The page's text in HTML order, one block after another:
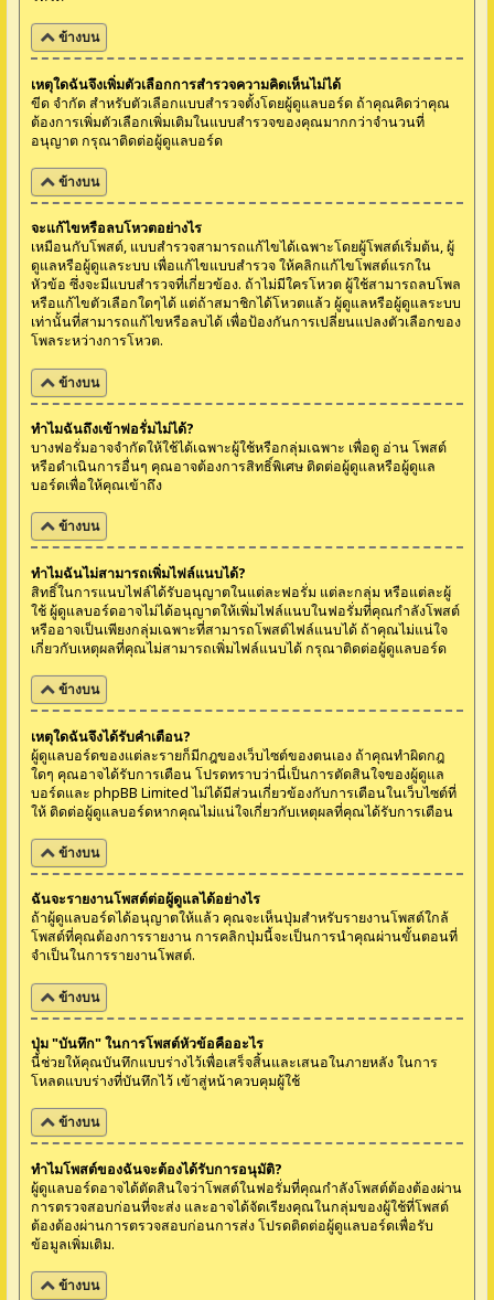
ข้างบน
เหตุใดฉันจึงเพิ่มตัวเลือกการสำรวจความคิดเห็นไม่ได้
ขีด จำกัด สำหรับตัวเลือกแบบสำรวจตั้งโดยผู้ดูแลบอร์ด ถ้าคุณคิดว่าคุณ
ต้องการเพิ่มตัวเลือกเพิ่มเติมในแบบสำรวจของคุณมากกว่าจำนวนที่
อนุญาต กรุณาติดต่อผู้ดูแลบอร์ด
ข้างบน
จะแก้ไขหรือลบโหวตอย่างไร
เหมือนกับโพสต์, แบบสำรวจสามารถแก้ไขได้เฉพาะโดยผู้โพสต์เริ่มต้น, ผู้
ดูแลหรือผู้ดูแลระบบ เพื่อแก้ไขแบบสำรวจ ให้คลิกแก้ไขโพสต์แรกใน
หัวข้อ ซึ่งจะมีแบบสำรวจที่เกี่ยวข้อง. ถ้าไม่มีใครโหวต ผู้ใช้สามารถลบโพล
หรือแก้ไขตัวเลือกใดๆได้ แต่ถ้าสมาชิกได้โหวตแล้ว ผู้ดูแลหรือผู้ดูแลระบบ
เท่านั้นที่สามารถแก้ไขหรือลบได้ เพื่อป้องกันการเปลี่ยนแปลงตัวเลือกของ
โพลระหว่างการโหวต.
ข้างบน
ทำไมฉันถึงเข้าฟอรั่มไม่ได้?
บางฟอรั่มอาจจำกัดให้ใช้ได้เฉพาะผู้ใช้หรือกลุ่มเฉพาะ เพื่อดู อ่าน โพสต์
หรือดำเนินการอื่นๆ คุณอาจต้องการสิทธิ์พิเศษ ติดต่อผู้ดูแลหรือผู้ดูแล
บอร์ดเพื่อให้คุณเข้าถึง
ข้างบน
ทำไมฉันไม่สามารถเพิ่มไฟล์แนบได้?
สิทธิ์ในการแนบไฟล์ได้รับอนุญาตในแต่ละฟอรั่ม แต่ละกลุ่ม หรือแต่ละผู้
ใช้ ผู้ดูแลบอร์ดอาจไม่ได้อนุญาตให้เพิ่มไฟล์แนบในฟอรั่มที่คุณกำลังโพสต์
หรืออาจเป็นเพียงกลุ่มเฉพาะที่สามารถโพสต์ไฟล์แนบได้ ถ้าคุณไม่แน่ใจ
เกี่ยวกับเหตุผลที่คุณไม่สามารถเพิ่มไฟล์แนบได้ กรุณาติดต่อผู้ดูแลบอร์ด
ข้างบน
เหตุใดฉันจึงได้รับคำเตือน?
ผู้ดูแลบอร์ดของแต่ละรายก็มีกฎของเว็บไซต์ของตนเอง ถ้าคุณทำผิดกฎ
ใดๆ คุณอาจได้รับการเตือน โปรดทราบว่านี่เป็นการตัดสินใจของผู้ดูแล
บอร์ดและ phpBB Limited ไม่ได้มีส่วนเกี่ยวข้องกับการเตือนในเว็บไซต์ที่
ให้ ติดต่อผู้ดูแลบอร์ดหากคุณไม่แน่ใจเกี่ยวกับเหตุผลที่คุณได้รับการเตือน
ข้างบน
ฉันจะรายงานโพสต์ต่อผู้ดูแลได้อย่างไร
ถ้าผู้ดูแลบอร์ดได้อนุญาตให้แล้ว คุณจะเห็นปุ่มสำหรับรายงานโพสต์ใกล้
โพสต์ที่คุณต้องการรายงาน การคลิกปุ่มนี้จะเป็นการนำคุณผ่านขั้นตอนที่
จำเป็นในการรายงานโพสต์.
ข้างบน
ปุ่ม "บันทึก" ในการโพสต์หัวข้อคืออะไร
นี้ช่วยให้คุณบันทึกแบบร่างไว้เพื่อเสร็จสิ้นและเสนอในภายหลัง ในการ
โหลดแบบร่างที่บันทึกไว้ เข้าสู่หน้าควบคุมผู้ใช้
ข้างบน
ทำไมโพสต์ของฉันจะต้องได้รับการอนุมัติ?
ผู้ดูแลบอร์ดอาจได้ตัดสินใจว่าโพสต์ในฟอรั่มที่คุณกำลังโพสต์ต้องต้องผ่าน
การตรวจสอบก่อนที่จะส่ง และอาจได้จัดเรียงคุณในกลุ่มของผู้ใช้ที่โพสต์
ต้องต้องผ่านการตรวจสอบก่อนการส่ง โปรดติดต่อผู้ดูแลบอร์ดเพื่อรับ
ข้อมูลเพิ่มเติม.
ข้างบน